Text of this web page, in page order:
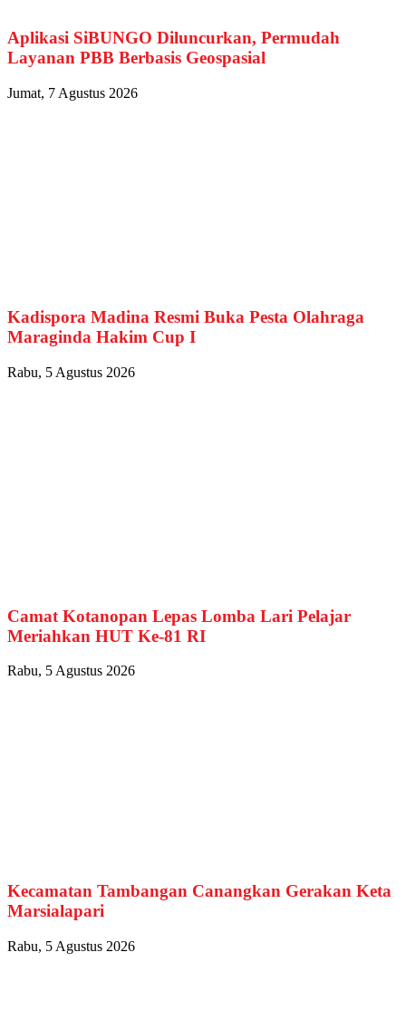
Aplikasi SiBUNGO Diluncurkan, Permudah
Layanan PBB Berbasis Geospasial
Jumat, 7 Agustus 2026
Kadispora Madina Resmi Buka Pesta Olahraga
Maraginda Hakim Cup I
Rabu, 5 Agustus 2026
Camat Kotanopan Lepas Lomba Lari Pelajar
Meriahkan HUT Ke-81 RI
Rabu, 5 Agustus 2026
Kecamatan Tambangan Canangkan Gerakan Keta
Marsialapari
Rabu, 5 Agustus 2026